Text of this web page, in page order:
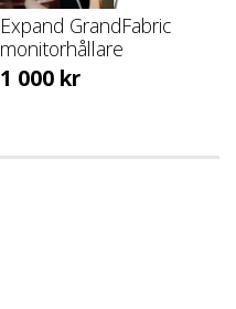
Expand GrandFabric
monitorhållare
1 000 kr